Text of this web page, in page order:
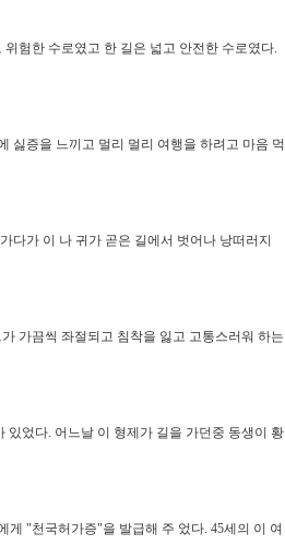
험한 수로였고 한 길은 넓고 안전한 수로였다.
싫증을 느끼고 멀리 멀리 여행을 하려고 마음 먹
다가 이 나 귀가 곧은 길에서 벗어나 낭떠러지
가끔씩 좌절되고 침착을 잃고 고통스러워 하는
었다. 어느날 이 형제가 길을 가던중 동생이 황
"천국허가증"을 발급해 주 었다. 45세의 이 여